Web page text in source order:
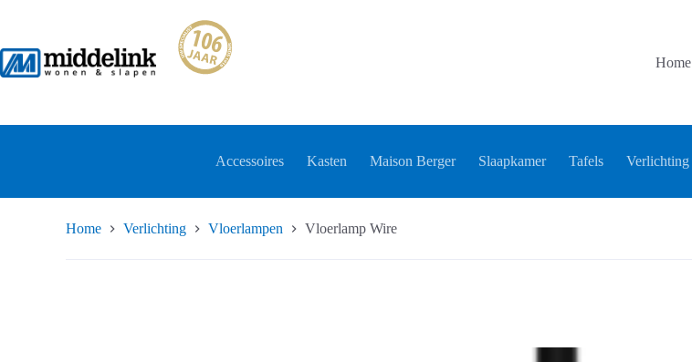
inhoud
Home
Accessoires Kasten Maison Berger Slaapkamer Tafels Verlichting
Home Verlichting Vloerlampen Vloerlamp Wire